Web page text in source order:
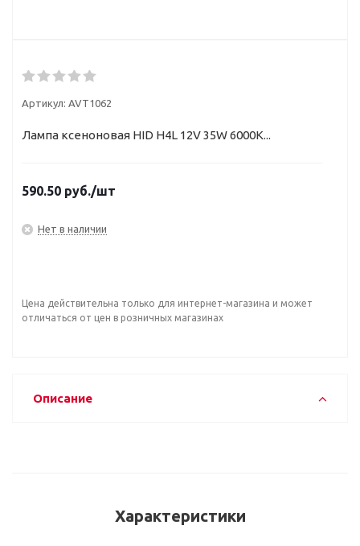
Артикул: AVT1062
Лампа ксеноновая HID Н4L 12V 35W 6000К...
590.50 руб./шт
Нет в наличии
Цена действительна только для интернет-магазина и может
отличаться от цен в розничных магазинах
Описание
Характеристики